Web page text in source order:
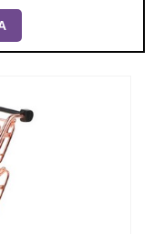
na maior vitrine
qualidade, a
carrinho de